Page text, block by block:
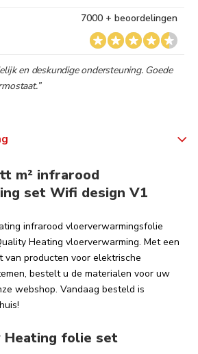
7000 + beoordelingen
en deskundige ondersteuning. Goede
m² infrarood
set Wifi design V1
infrarood vloerverwarmingsfolie
Heating vloerverwarming. Met een
van producten voor elektrische
bestelt u de materialen voor uw
webshop. Vandaag besteld is
Heating folie set